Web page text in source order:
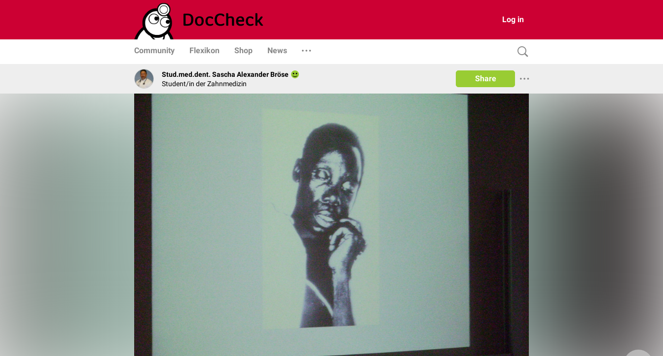
Log in
Community Flexikon Shop News
Stud.med.dent. Sascha Alexander Bröse
Student/in der Zahnmedizin
Share